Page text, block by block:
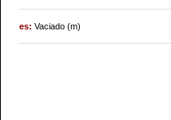
es:Vaciado (m)